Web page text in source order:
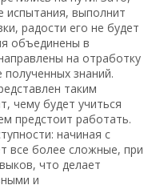
испытания, выполнит
радости его не будет
объединены в
на отработку
полученных знаний.
таким
чему будет учиться
предстоит работать.
начиная с
все более сложные, при
что делает
и